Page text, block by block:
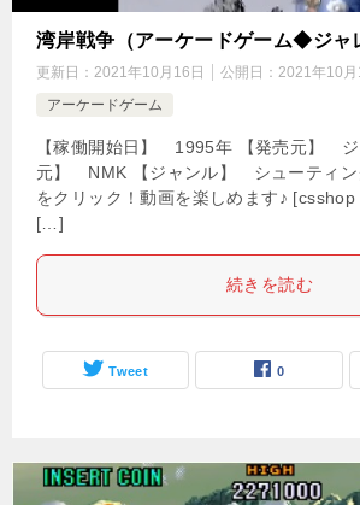
湾岸戦争（アーケードゲーム◆ジャ
更新日： 2021年10月16日 公開日： 2021年10月
アーケードゲーム
【稼働開始日】 1995年 【発売元】 ジ
元】 NMK 【ジャンル】 シューティン
をクリック！動画を楽しめます♪
[…]
続きを読む
Tweet 0